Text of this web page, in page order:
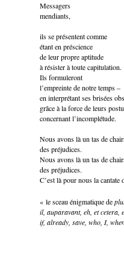
Messagers
mendiants,
ils se présentent comme
étant en préscience
de leur propre aptitude
à résister à toute capitulation.
Ils formuleront
l’empreinte de notre temps –
en interprétant ses brisées
grâce à la force de leurs
concernant l’incomplétude.
Nous avons là un tas de
des préjudices.
Nous avons là un tas de
des préjudices.
C’est là pour nous la cantate
« le sceau énigmatique de
il, auparavant, eh, et cetera,
if, already, save, who, I,